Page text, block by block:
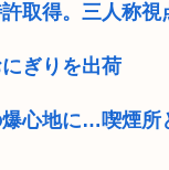
取得。三人称
ぎりを出荷
爆心地に…喫煙